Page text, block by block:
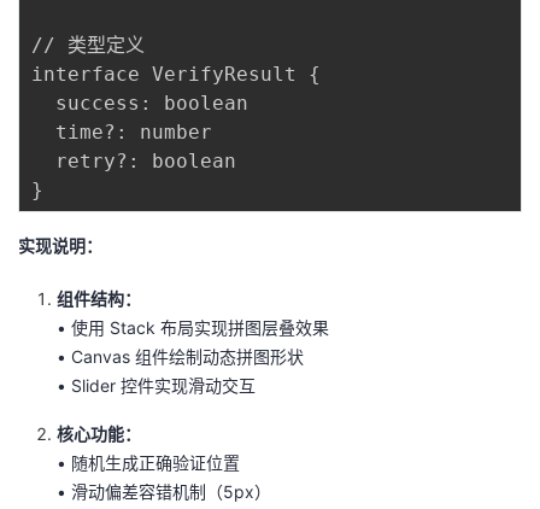
// 类型定义
interface VerifyResult {
  success: boolean
  time?: number
  retry?: boolean
实现说明：
组件结构：
• 使用 Stack 布局实现拼图层叠效果
• Canvas 组件绘制动态拼图形状
• Slider 控件实现滑动交互
核心功能：
• 随机生成正确验证位置
• 滑动偏差容错机制（5px）